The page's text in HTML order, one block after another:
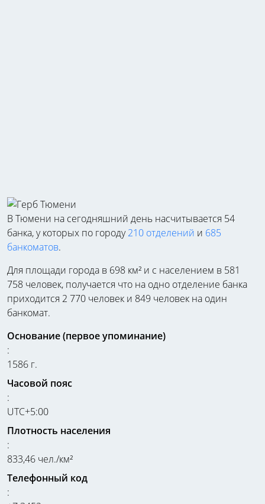
В Тюмени на сегодняшний день насчитывается 54
банка, у которых по городу210 отделений и 685
банкоматов.
Для площади города в 698 км² и с населением в 581
758 человек, получается что на одно отделение банка
приходится 2 770 человек и 849 человек на один
банкомат.
Основание (первое упоминание)
:
1586 г.
Часовой пояс
:
UTC+5:00
Плотность населения
:
833,46 чел./км²
Телефонный код
: